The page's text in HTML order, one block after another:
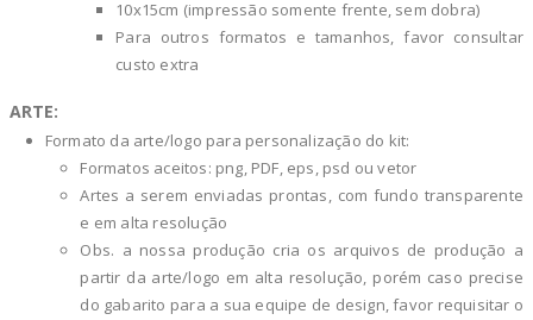
10x15cm (impressão somente frente, sem dobra)
Para outros formatos e tamanhos, favor consultar
custo extra
ARTE:
Formato da arte/logo para personalização do kit:
Formatos aceitos: png, PDF, eps, psd ou vetor
Artes a serem enviadas prontas, com fundo transparente
e em alta resolução
Obs. a nossa produção cria os arquivos de produção a
partir da arte/logo em alta resolução, porém caso precise
do gabarito para a sua equipe de design, favor requisitar o